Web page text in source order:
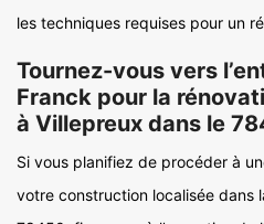
les techniques requises pour un
Tournez-vous vers
Franck pour la
à Villepreux dans le
Si vous planifiez de procéder à
votre construction localisée dans